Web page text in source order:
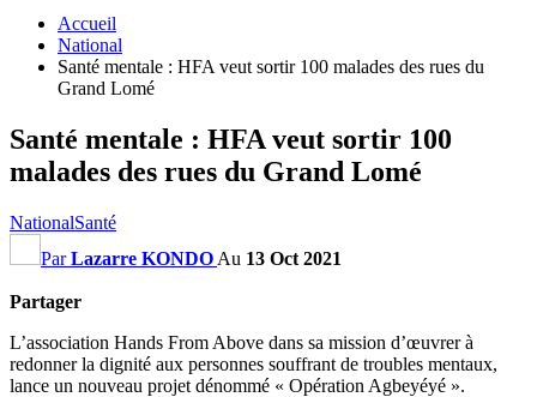
Accueil
National
Santé mentale : HFA veut sortir 100 malades des rues du
Grand Lomé
Santé mentale : HFA veut sortir 100
malades des rues du Grand Lomé
NationalSanté
ParLazarre KONDO Au 13 Oct 2021
Partager
L’association Hands From Above dans sa mission d’œuvrer à
redonner la dignité aux personnes souffrant de troubles mentaux,
lance un nouveau projet dénommé « Opération Agbeyéyé ».